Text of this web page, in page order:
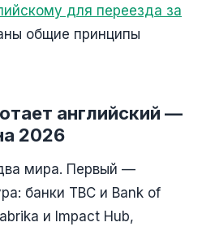
для переезда за
общие принципы
английский —
2026
мира. Первый —
банки TBC и Bank of
и Impact Hub,